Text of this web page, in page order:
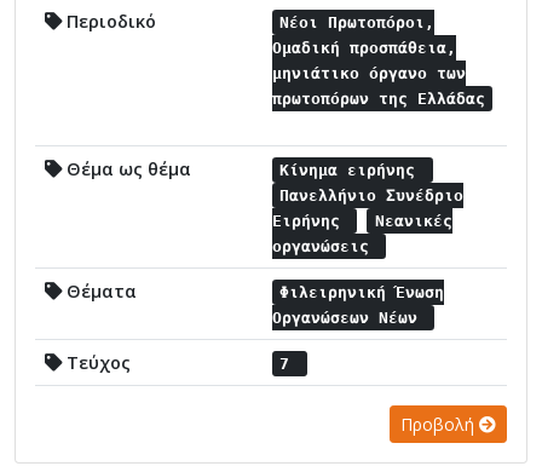
Περιοδικό
Νέοι Πρωτοπόροι,
Ομαδική προσπάθεια,
μηνιάτικο όργανο των
πρωτοπόρων της Ελλάδας
Θέμα ως θέμα
Κίνημα ειρήνης
Πανελλήνιο Συνέδριο
Ειρήνης
Νεανικές
οργανώσεις
Θέματα
Φιλειρηνική Ένωση
Οργανώσεων Νέων
Τεύχος 7
Προβολή